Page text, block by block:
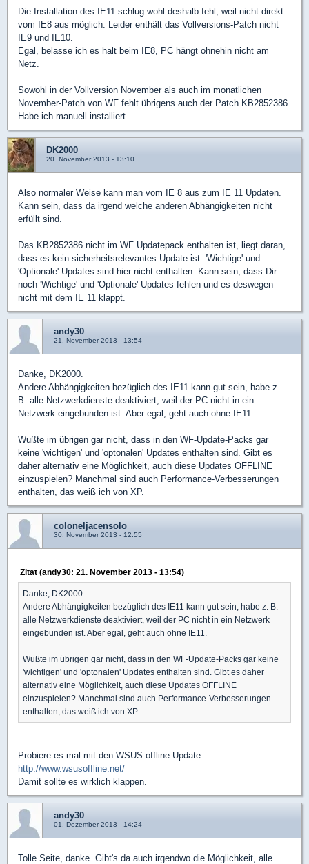
Die Installation des IE11 schlug wohl deshalb fehl, weil nicht direkt
vom IE8 aus möglich. Leider enthält das Vollversions-Patch nicht
IE9 und IE10.
Egal, belasse ich es halt beim IE8, PC hängt ohnehin nicht am
Netz.
Sowohl in der Vollversion November als auch im monatlichen
November-Patch von WF fehlt übrigens auch der Patch KB2852386.
Habe ich manuell installiert.
DK2000
20. November 2013 - 13:10
Also normaler Weise kann man vom IE 8 aus zum IE 11 Updaten.
Kann sein, dass da irgend welche anderen Abhängigkeiten nicht
erfüllt sind.
Das KB2852386 nicht im WF Updatepack enthalten ist, liegt daran,
dass es kein sicherheitsrelevantes Update ist. 'Wichtige' und
'Optionale' Updates sind hier nicht enthalten. Kann sein, dass Dir
noch 'Wichtige' und 'Optionale' Updates fehlen und es deswegen
nicht mit dem IE 11 klappt.
andy30
21. November 2013 - 13:54
Danke, DK2000.
Andere Abhängigkeiten bezüglich des IE11 kann gut sein, habe z.
B. alle Netzwerkdienste deaktiviert, weil der PC nicht in ein
Netzwerk eingebunden ist. Aber egal, geht auch ohne IE11.
Wußte im übrigen gar nicht, dass in den WF-Update-Packs gar
keine 'wichtigen' und 'optonalen' Updates enthalten sind. Gibt es
daher alternativ eine Möglichkeit, auch diese Updates OFFLINE
einzuspielen? Manchmal sind auch Performance-Verbesserungen
enthalten, das weiß ich von XP.
coloneljacensolo
30. November 2013 - 12:55
Zitat (andy30: 21. November 2013 - 13:54)
Danke, DK2000.
Andere Abhängigkeiten bezüglich des IE11 kann gut sein, habe z. B.
alle Netzwerkdienste deaktiviert, weil der PC nicht in ein Netzwerk
eingebunden ist. Aber egal, geht auch ohne IE11.
Wußte im übrigen gar nicht, dass in den WF-Update-Packs gar keine
'wichtigen' und 'optonalen' Updates enthalten sind. Gibt es daher
alternativ eine Möglichkeit, auch diese Updates OFFLINE
einzuspielen? Manchmal sind auch Performance-Verbesserungen
enthalten, das weiß ich von XP.
Probiere es mal mit den WSUS offline Update:
http://www.wsusoffline.net/
Damit sollte es wirklich klappen.
andy30
01. Dezember 2013 - 14:24
Tolle Seite, danke. Gibt's da auch irgendwo die Möglichkeit, alle